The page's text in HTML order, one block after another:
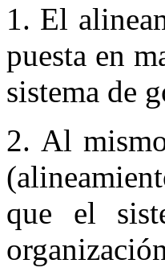
1. El
puesta en
sistema de
2. Al
que el